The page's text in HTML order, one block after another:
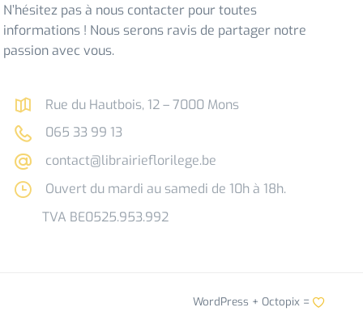
N’hésitez pas à nous contacter pour toutes
informations ! Nous serons ravis de partager notre
passion avec vous.
Rue du Hautbois, 12 – 7000 Mons
065 33 99 13
contact@librairieflorilege.be
Ouvert du mardi au samedi de 10h à 18h.
TVA BE0525.953.992
WordPress + Octopix=